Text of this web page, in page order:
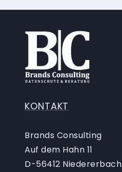
KONTAKT
Brands Consulting
Auf dem Hahn 11
D-56412 Niedererbach